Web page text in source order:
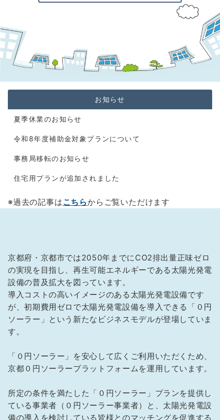
お知らせ
※過去の記事はこちらからご覧いただけます
京都府・京都市では2050年までにCO2排出量正味ゼロ
の実現を目指し、再生可能エネルギーである太陽光発電
設備の普及拡大を図っています。
導入コストの高いイメージのある太陽光発電設備です
が、初期費用ゼロで太陽光発電設備を導入できる「０円
ソーラー」という新たなビジネスモデルが登場していま
す。
「０円ソーラー」を安心して広くご利用いただくため、
京都０円ソーラープラットフォームを運用しています。
所定の条件を満たした「０円ソーラー」プランを提供し
ている事業者（０円ソーラー事業者）と、太陽光発電設
備の導入を検討している皆様とのマッチングを促進する